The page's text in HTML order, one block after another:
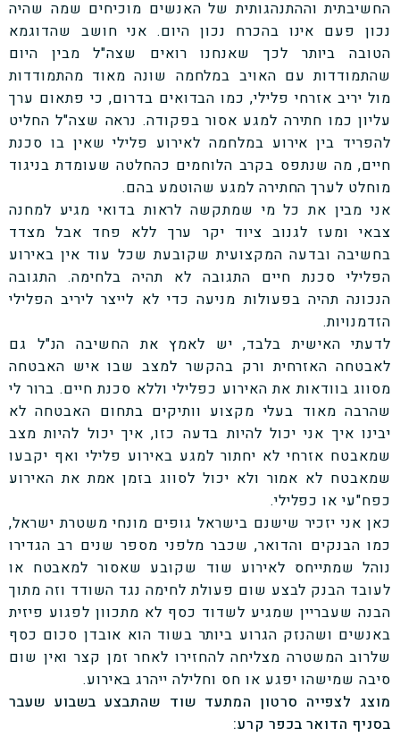
החשיבתית וההתנהגותית של האנשים מוכיחים שמה שהיה
נכון פעם אינו בהכרח נכון היום. אני חושב שהדוגמא
הטובה ביותר לכך שאנחנו רואים שצה"ל מבין היום
שהתמודדות עם האויב במלחמה שונה מאוד מהתמודדות
מול יריב אזרחי פלילי, כמו הבדואים בדרום, כי פתאום ערך
עליון כמו חתירה למגע אסור בפקודה. נראה שצה"ל החליט
להפריד בין אירוע במלחמה לאירוע פלילי שאין בו סכנת
חיים, מה שנתפס בקרב הלוחמים כהחלטה שעומדת בניגוד
מוחלט לערך החתירה למגע שהוטמע בהם.
אני מבין את כל מי שמתקשה לראות בדואי מגיע למחנה
צבאי ומעז לגנוב ציוד יקר ערך ללא פחד אבל מצדד
בחשיבה ובדעה המקצועית שקובעת שכל עוד אין באירוע
הפלילי סכנת חיים התגובה לא תהיה בלחימה. התגובה
הנכונה תהיה בפעולות מניעה כדי לא לייצר ליריב הפלילי
הזדמנויות.
לדעתי האישית בלבד, יש לאמץ את החשיבה הנ"ל גם
לאבטחה האזרחית ורק בהקשר למצב שבו איש האבטחה
מסווג בוודאות את האירוע כפלילי וללא סכנת חיים. ברור לי
שהרבה מאוד בעלי מקצוע וותיקים בתחום האבטחה לא
יבינו איך אני יכול להיות בדעה כזו, איך יכול להיות מצב
שמאבטח אזרחי לא יחתור למגע באירוע פלילי ואף יקבעו
שמאבטח לא אמור ולא יכול לסווג בזמן אמת את האירוע
כפח"עי או כפלילי.
כאן אני יזכיר שישנם בישראל גופים מונחי משטרת ישראל,
כמו הבנקים והדואר, שכבר מלפני מספר שנים רב הגדירו
נוהל שמתייחס לאירוע שוד שקובע שאסור למאבטח או
לעובד הבנק לבצע שום פעולת לחימה נגד השודד וזה מתוך
הבנה שעבריין שמגיע לשדוד כסף לא מתכוון לפגוע פיזית
באנשים ושהנזק הגרוע ביותר בשוד הוא אובדן סכום כסף
שלרוב המשטרה מצליחה להחזירו לאחר זמן קצר ואין שום
סיבה שמישהו יפגע או חס וחלילה ייהרג באירוע.
מוצג לצפייה סרטון המתעד שוד שהתבצע בשבוע שעבר
בסניף הדואר בכפר קרע: